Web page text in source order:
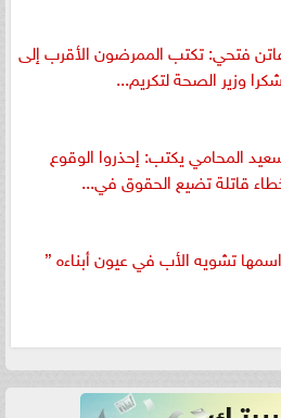
فتحي: تكتب الممرضون الأقرب إلى
وزير الصحة لتكريم...
المحامي يكتب: إحذروا الوقوع
قاتلة تضيع الحقوق في...
تشويه الأب في عيون أبناءه ”